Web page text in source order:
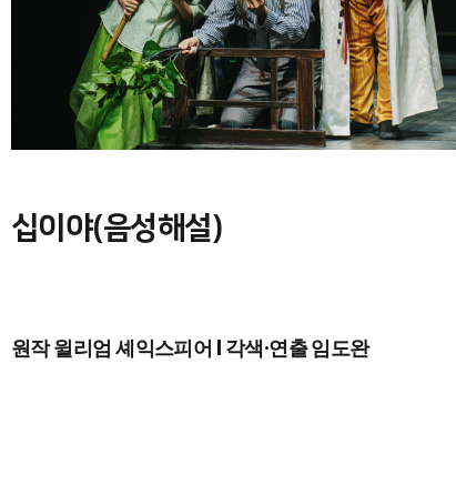
십이야(음성해설)
원작 윌리엄 셰익스피어 l 각색·연출 임도완